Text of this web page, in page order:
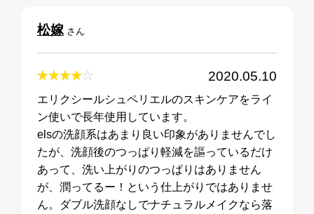
松嫁さん
2020.05.10
エリクシールシュペリエルのスキンケアをライ
ン使いで長年使用しています。
elsの洗顔系はあまり良い印象がありませんでし
たが、洗顔後のつっぱり軽減を謳っているだけ
あって、洗い上がりのつっぱりはありません
が、潤ってるー！という仕上がりではありませ
ん。ダブル洗顔なしでナチュラルメイクなら落